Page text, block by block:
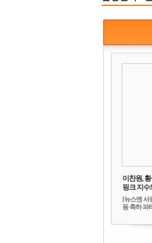
이찬원,
핑크 지수
[뉴스엔 서
등 축하 파